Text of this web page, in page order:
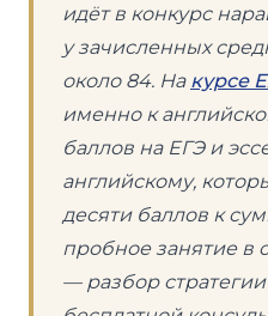
идёт в конкурс
у зачисленных
около 84. На курсе
именно к
баллов на ЕГЭ и
английскому,
десяти баллов к
пробное занятие в
— разбор